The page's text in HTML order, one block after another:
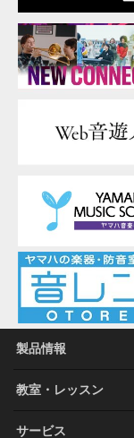
製品情報
教室・レッスン
サービス